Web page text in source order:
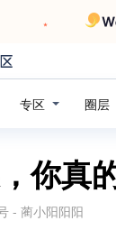
专区 圈层
你真
- 蔺小阳阳阳